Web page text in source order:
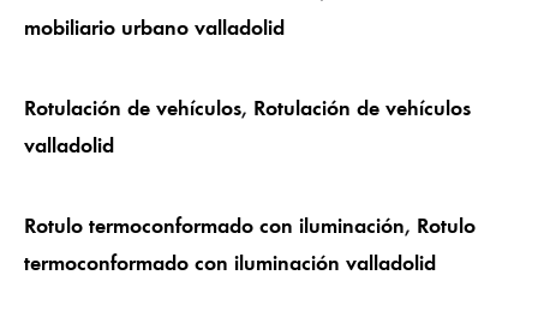
mobiliario urbano valladolid
Rotulación de vehículos, Rotulación de vehículos
valladolid
Rotulo termoconformado con iluminación, Rotulo
termoconformado con iluminación valladolid